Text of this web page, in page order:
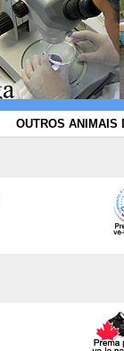
OUTROS ANIMAIS